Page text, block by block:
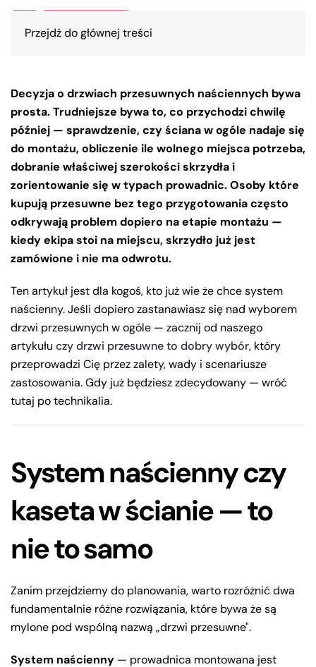
Przejdź do głównej treści
Decyzja o drzwiach przesuwnych naściennych bywa
prosta. Trudniejsze bywa to, co przychodzi chwilę
później — sprawdzenie, czy ściana w ogóle nadaje się
do montażu, obliczenie ile wolnego miejsca potrzeba,
dobranie właściwej szerokości skrzydła i
zorientowanie się w typach prowadnic. Osoby które
kupują przesuwne bez tego przygotowania często
odkrywają problem dopiero na etapie montażu —
kiedy ekipa stoi na miejscu, skrzydło już jest
zamówione i nie ma odwrotu.
Ten artykuł jest dla kogoś, kto już wie że chce system
naścienny. Jeśli dopiero zastanawiasz się nad wyborem
drzwi przesuwnych w ogóle — zacznij od naszego
artykułu czy drzwi przesuwne to dobry wybór, który
przeprowadzi Cię przez zalety, wady i scenariusze
zastosowania. Gdy już będziesz zdecydowany — wróć
tutaj po technikalia.
System naścienny czy
kaseta w ścianie — to
nie to samo
Zanim przejdziemy do planowania, warto rozróżnić dwa
fundamentalnie różne rozwiązania, które bywa że są
mylone pod wspólną nazwą „drzwi przesuwne".
System naścienny — prowadnica montowana jest